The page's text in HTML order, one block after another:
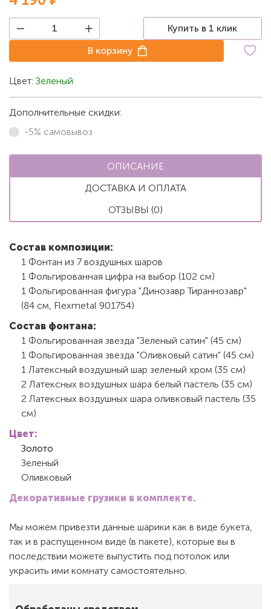
Купить в 1 клик
В корзину
Цвет: Зеленый
Дополнительные скидки:
-5% самовывоз
ОПИСАНИЕ
ДОСТАВКА И ОПЛАТА
ОТЗЫВЫ (0)
Состав композиции:
1 Фонтан из 7 воздушных шаров
1 Фольгированная цифра на выбор (102 см)
1 Фольгированная фигура "Динозавр Тираннозавр"
(84 см, Flexmetal 901754)
Состав фонтана:
1 Фольгированная звезда "Зеленый сатин" (45 см)
1 Фольгированная звезда "Оливковый сатин" (45 см)
1 Латексный воздушный шар зеленый хром (35 см)
2 Латексных воздушных шара белый пастель (35 см)
2 Латексных воздушных шара оливковый пастель (35
см)
Цвет:
Золото
Зеленый
Оливковый
Декоративные грузики в комплекте.
Мы можем привезти данные шарики как в виде букета,
так и в распущенном виде (в пакете), которые вы в
последствии можете выпустить под потолок или
украсить ими комнату самостоятельно.